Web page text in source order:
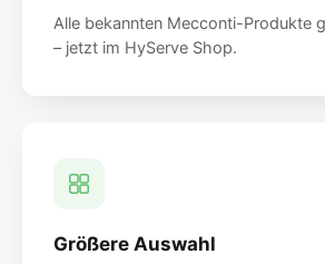
Alle bekannten Mecconti-Produkte
– jetzt im HyServe Shop.
Größere Auswahl